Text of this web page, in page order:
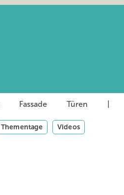
Fassade Türen
Thementage Videos